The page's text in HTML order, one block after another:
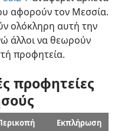
αφορούν τον Μεσσία.
ολόκληρη αυτή την
άλλοι να θεωρούν
προφητεία.
προφητείες
Εκπλήρωση